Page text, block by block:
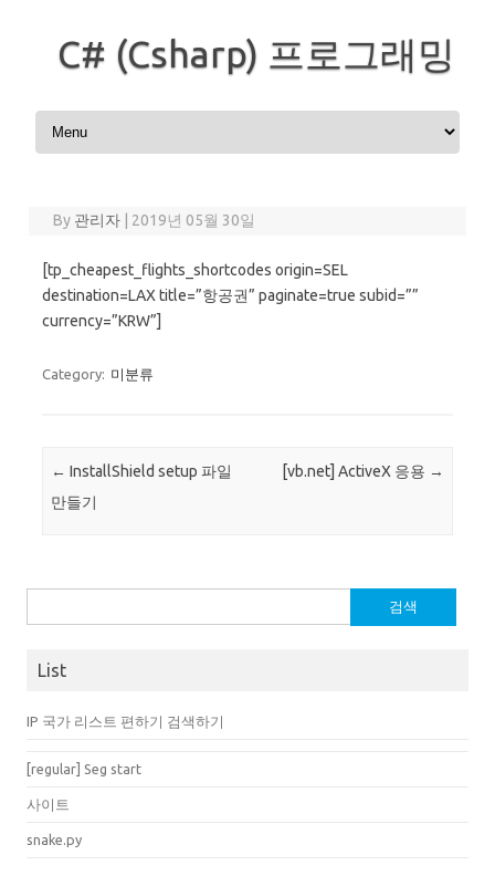
C# (Csharp) 프로그래밍
Skip to content
By 관리자 2019년 05월 30일
[tp_cheapest_flights_shortcodes origin=SEL
destination=LAX title=”항공권” paginate=true subid=””
currency=”KRW”]
Category: 미분류
Post navigation
← InstallShield setup 파일
만들기
[vb.net] ActiveX 응용 →
색:
List
IP 국가 리스트 편하기 검색하기
[regular] Seg start
사이트
snake.py